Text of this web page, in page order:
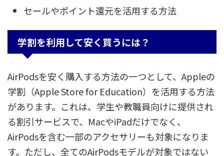
セールやポイント還元を活用する方法
学割を利用して安く買うには？
AirPodsを安く購入する方法の一つとして、Appleの
学割（Apple Store for Education）を活用する方法
があります。これは、学生や教職員向けに提供され
る割引サービスで、MacやiPadだけでなく、
AirPodsを含む一部のアクセサリーも対象になりま
す。ただし、全てのAirPodsモデルが対象ではない